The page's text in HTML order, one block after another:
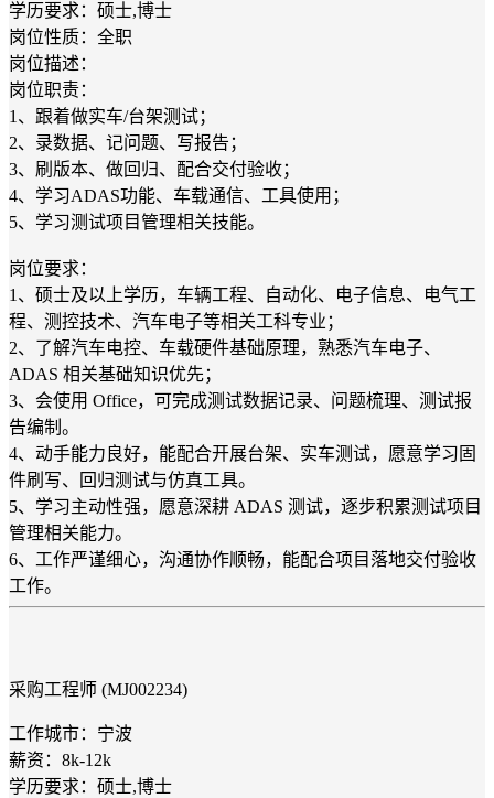
学历要求：硕士,博士
岗位性质：全职
岗位描述：
岗位职责：
1、跟着做实车/台架测试；
2、录数据、记问题、写报告；
3、刷版本、做回归、配合交付验收；
4、学习ADAS功能、车载通信、工具使用；
5、学习测试项目管理相关技能。
岗位要求：
1、硕士及以上学历，车辆工程、自动化、电子信息、电气工
程、测控技术、汽车电子等相关工科专业；
2、了解汽车电控、车载硬件基础原理，熟悉汽车电子、
ADAS 相关基础知识优先；
3、会使用 Office，可完成测试数据记录、问题梳理、测试报
告编制。
4、动手能力良好，能配合开展台架、实车测试，愿意学习固
件刷写、回归测试与仿真工具。
5、学习主动性强，愿意深耕 ADAS 测试，逐步积累测试项目
管理相关能力。
6、工作严谨细心，沟通协作顺畅，能配合项目落地交付验收
工作。
采购工程师 (MJ002234)
工作城市：宁波
薪资：8k-12k
学历要求：硕士,博士